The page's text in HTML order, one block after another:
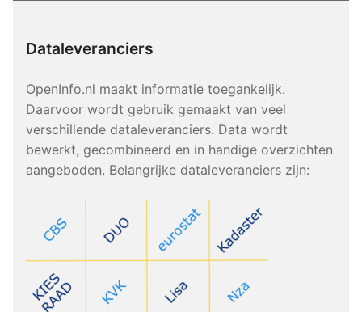
Dataleveranciers
OpenInfo.nl maakt informatie toegankelijk.
Daarvoor wordt gebruik gemaakt van veel
verschillende dataleveranciers. Data wordt
bewerkt, gecombineerd en in handige overzichten
aangeboden. Belangrijke dataleveranciers zijn: